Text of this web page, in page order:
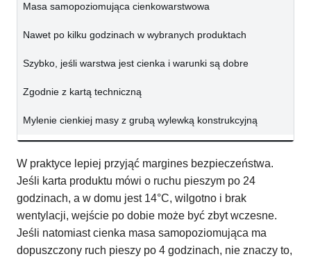
Masa samopoziomująca cienkowarstwowa
Nawet po kilku godzinach w wybranych produktach
Szybko, jeśli warstwa jest cienka i warunki są dobre
Zgodnie z kartą techniczną
Mylenie cienkiej masy z grubą wylewką konstrukcyjną
W praktyce lepiej przyjąć margines bezpieczeństwa.
Jeśli karta produktu mówi o ruchu pieszym po 24
godzinach, a w domu jest 14°C, wilgotno i brak
wentylacji, wejście po dobie może być zbyt wczesne.
Jeśli natomiast cienka masa samopoziomująca ma
dopuszczony ruch pieszy po 4 godzinach, nie znaczy to,